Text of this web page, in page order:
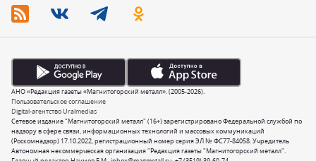
Сетевое издание "Магнитогорский металл" (16+) зарегистрировано Федеральной службой по
надзору в сфере связи, информационных технологий и массовых коммуникаций
(Роскомнадзор) 17.10.2022, регистрационный номер серия ЭЛ № ФС77-84058. Учредитель
Автономная некоммерческая организация "Редакция газеты "Магнитогорский металл".
Пользовательское соглашение
Digital-агентство Uralmedias
АНО «Редакция газеты «Магнитогорский металл». (2005-2026).